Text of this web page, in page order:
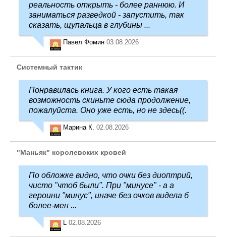
реальность открыть - более раннюю. И
заниматься разведкой - запустить, так
сказать, щупальца в глубины ...
Павел Фомин 03.08.2026
Системный тактик
Понравилась книга. У кого есть такая
возможность скиньте сюда продолжение,
пожалуйста. Оно уже есть, но не здесь((.
Марина К. 02.08.2026
"Маньяк" королевских кровей
По обложке видно, что очки без диоптрий,
чисто "чтоб были". При "минусе" - а а
героини "минус", иначе без очков видела б
более-мен ...
L 02.08.2026